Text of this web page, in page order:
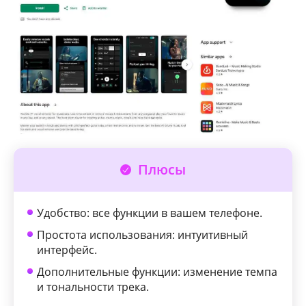
Плюсы
Удобство: все функции в вашем телефоне.
Простота использования: интуитивный
интерфейс.
Дополнительные функции: изменение темпа
и тональности трека.